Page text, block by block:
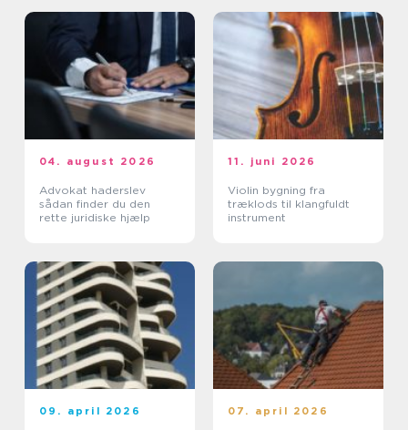
04. august 2026
Advokat haderslev
sådan finder du den
rette juridiske hjælp
11. juni 2026
Violin bygning fra
træklods til klangfuldt
instrument
09. april 2026 07. april 2026